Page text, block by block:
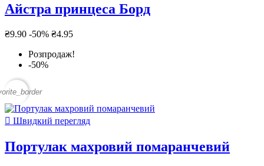
Айстра принцеса Борд
₴9.90 -50% ₴4.95
Розпродаж!
-50%
 Швидкий перегляд
Портулак махровий помаранчевий